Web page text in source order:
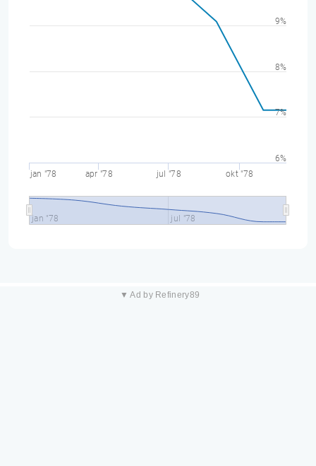
jan "78 apr "78 jul "78 okt "78
jan "78 jul "78
6%
7%
8%
9%
▼ Ad by Refinery89